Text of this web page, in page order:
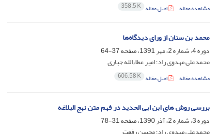
مشاهده مقاله اصل مقاله 358.5 K
محمد بن سنان از ورای دیدگاه‌ها
دوره 4، شماره 2، مهر 1391، صفحه
37-64
محمدعلی مهدوی راد؛ امیر عطاءالله جباری
مشاهده مقاله اصل مقاله 606.58 K
بررسی روش های ابن ابی الحدید در فهم متن نهج البلاغه
دوره 3، شماره 2، آذر 1390، صفحه
31-78